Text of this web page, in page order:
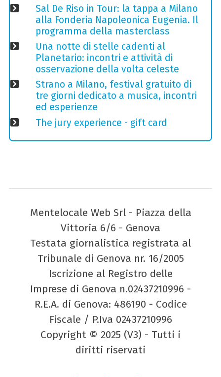
Sal De Riso in Tour: la tappa a Milano
alla Fonderia Napoleonica Eugenia. Il
programma della masterclass
Una notte di stelle cadenti al
Planetario: incontri e attività di
osservazione della volta celeste
Strano a Milano, festival gratuito di
tre giorni dedicato a musica, incontri
ed esperienze
The jury experience - gift card
Mentelocale Web Srl - Piazza della
Vittoria 6/6 - Genova
Testata giornalistica registrata al
Tribunale di Genova nr. 16/2005
Iscrizione al Registro delle
Imprese di Genova n.02437210996 -
R.E.A. di Genova: 486190 - Codice
Fiscale / P.Iva 02437210996
Copyright © 2025 (V3) - Tutti i
diritti riservati